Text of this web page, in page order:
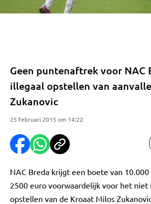
Geen puntenaftrek voor NAC
illegaal opstellen van
Zukanovic
25 februari 2015 om 14:22
NAC Breda krijgt een boete van 10.000
2500 euro voorwaardelijk voor het
opstellen van de Kroaat Milos